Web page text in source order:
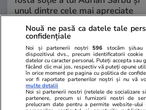
unul dintre cele mai apreciate
decorată recent de Ministerul
Culturii din Franța. Foto
Nouă ne pasă ca datele tale
confidențiale
Noi și partenerii noștri 596 stocăm și/
dispozitivul dvs., precum identificatorii cookie
datelor cu caracter personal. Puteți accepta sau
făcând clic mai jos, respectiv vă puteți opune
în orice moment pe pagina cu politica de
vor fi raportate partenerilor noștri și nu vă
multe detalii
Noi si partenerii nostri (retelele de socializare
partenere, precum si furnizorii nostri de
prelucram date pentru a permite website-ului